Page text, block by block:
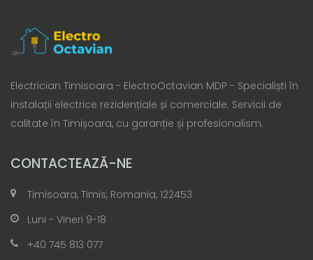
Electrician Timisoara - ElectroOctavian MDP - Specialiști în
instalații electrice rezidențiale și comerciale. Servicii de
calitate în Timișoara, cu garanție și profesionalism.
CONTACTEAZĂ-NE
Timisoara, Timis, Romania, 122453
Luni - Vineri 9-18
+40 745 813 077